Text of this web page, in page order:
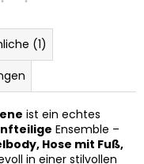
(1)
ist ein echtes
Ensemble –
Hose mit Fuß,
in einer stilvollen